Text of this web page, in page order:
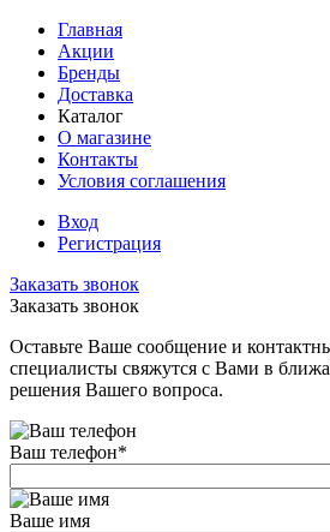
Главная
Акции
Бренды
Доставка
Каталог
О магазине
Контакты
Условия соглашения
Вход
Регистрация
Заказать звонок
Заказать звонок
Оставьте Ваше сообщение и
специалисты свяжутся с Вами в
решения Вашего вопроса.
Ваш телефон*
Ваше имя